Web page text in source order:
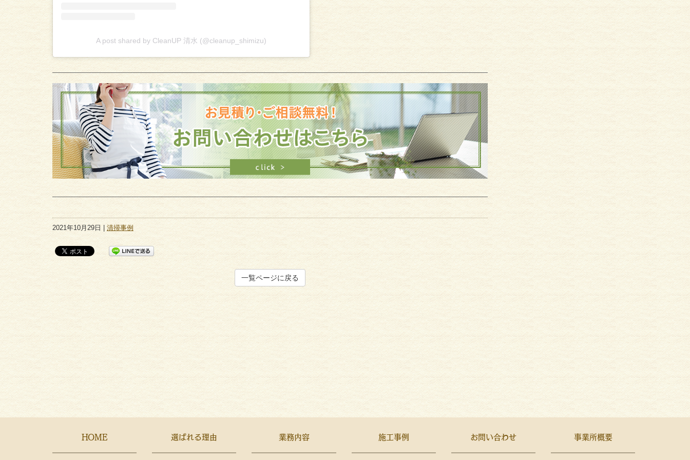
A post shared by CleanUP 清水 (@cleanup_shimizu)
2021年10月29日 | 清掃事例
一覧ページに戻る
HOME 選ばれる理由 業務内容 施工事例 お問い合わせ 事業所概要